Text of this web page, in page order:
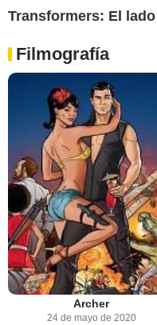
Transformers: El
Filmografía
Archer
24 de mayo de 2020